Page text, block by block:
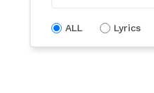
ALL Lyrics